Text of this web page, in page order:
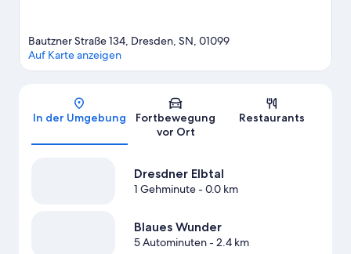
Karte
Bautzner Straße 134, Dresden, SN, 01099
Auf Karte anzeigen
In der Umgebung
Fortbewegung
vor Ort
Restaurants
Dresdner Elbtal
1 Gehminute- 0.0 km
Blaues Wunder
5 Autominuten- 2.4 km